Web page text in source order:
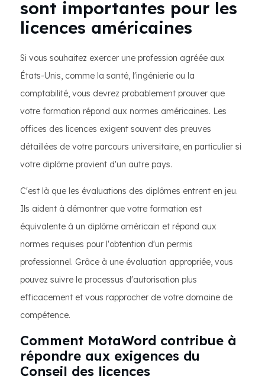
sont importantes pour les
licences américaines
Si vous souhaitez exercer une profession agréée aux
États-Unis, comme la santé, l'ingénierie ou la
comptabilité, vous devrez probablement prouver que
votre formation répond aux normes américaines. Les
offices des licences exigent souvent des preuves
détaillées de votre parcours universitaire, en particulier si
votre diplôme provient d'un autre pays.
C'est là que les évaluations des diplômes entrent en jeu.
Ils aident à démontrer que votre formation est
équivalente à un diplôme américain et répond aux
normes requises pour l'obtention d'un permis
professionnel. Grâce à une évaluation appropriée, vous
pouvez suivre le processus d'autorisation plus
efficacement et vous rapprocher de votre domaine de
compétence.
Comment MotaWord contribue à
répondre aux exigences du
Conseil des licences